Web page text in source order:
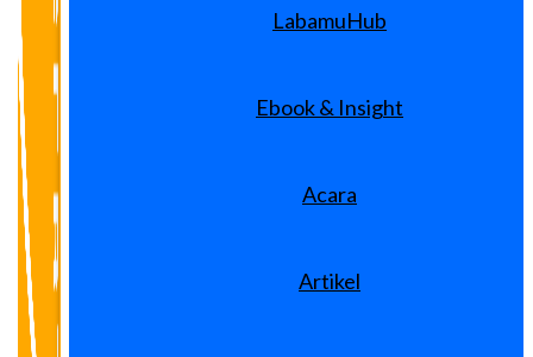
LabamuHub
Ebook & Insight
Acara
Artikel